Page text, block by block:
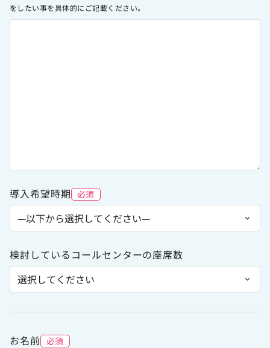
をしたい事を具体的にご記載ください。
導入希望時期 必須
検討しているコールセンターの座席数
お名前 必須